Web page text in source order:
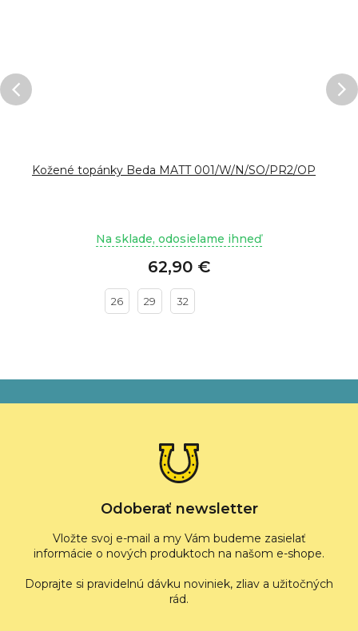
Kožené topánky Beda MATT 001/W/N/SO/PR2/OP
Na sklade, odosielame ihneď
62,90 €
26 29 32
á
Odoberať newsletter
Vložte svoj e-mail a my Vám budeme zasielať
informácie o nových produktoch na našom e-shope.